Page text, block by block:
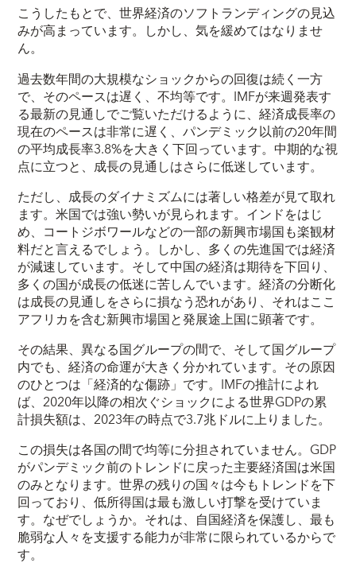
こうしたもとで、世界経済のソフトランディングの見込
みが高まっています。しかし、気を緩めてはなりませ
ん。
過去数年間の大規模なショックからの回復は続く一方
で、そのペースは遅く、不均等です。IMFが来週発表す
る最新の見通しでご覧いただけるように、経済成長率の
現在のペースは非常に遅く、パンデミック以前の20年間
の平均成長率3.8%を大きく下回っています。中期的な視
点に立つと、成長の見通しはさらに低迷しています。
ただし、成長のダイナミズムには著しい格差が見て取れ
ます。米国では強い勢いが見られます。インドをはじ
め、コートジボワールなどの一部の新興市場国も楽観材
料だと言えるでしょう。しかし、多くの先進国では経済
が減速しています。そして中国の経済は期待を下回り、
多くの国が成長の低迷に苦しんでいます。経済の分断化
は成長の見通しをさらに損なう恐れがあり、それはここ
アフリカを含む新興市場国と発展途上国に顕著です。
その結果、異なる国グループの間で、そして国グループ
内でも、経済の命運が大きく分かれています。その原因
のひとつは「経済的な傷跡」です。IMFの推計によれ
ば、2020年以降の相次ぐショックによる世界GDPの累
計損失額は、2023年の時点で3.7兆ドルに上りました。
この損失は各国の間で均等に分担されていません。GDP
がパンデミック前のトレンドに戻った主要経済国は米国
のみとなります。世界の残りの国々は今もトレンドを下
回っており、低所得国は最も激しい打撃を受けていま
す。なぜでしょうか。それは、自国経済を保護し、最も
脆弱な人々を支援する能力が非常に限られているからで
す。